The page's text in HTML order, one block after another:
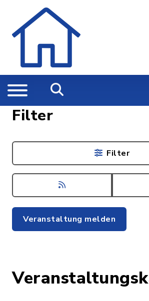
Filter
Filter
Veranstaltung melden